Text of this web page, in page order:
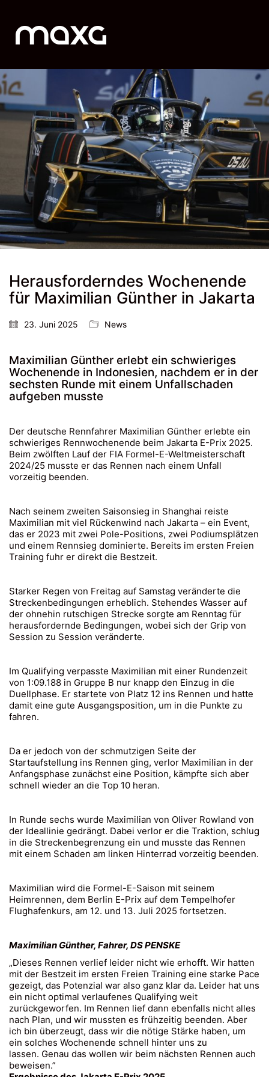
Herausforderndes Wochenende
für Maximilian Günther in Jakarta
23. Juni 2025 News
Maximilian Günther erlebt ein schwieriges
Wochenende in Indonesien, nachdem er in der
sechsten Runde mit einem Unfallschaden
aufgeben musste
Der deutsche Rennfahrer Maximilian Günther erlebte ein
schwieriges Rennwochenende beim Jakarta E-Prix 2025.
Beim zwölften Lauf der FIA Formel-E-Weltmeisterschaft
2024/25 musste er das Rennen nach einem Unfall
vorzeitig beenden.
Nach seinem zweiten Saisonsieg in Shanghai reiste
Maximilian mit viel Rückenwind nach Jakarta – ein Event,
das er 2023 mit zwei Pole-Positions, zwei Podiumsplätzen
und einem Rennsieg dominierte. Bereits im ersten Freien
Training fuhr er direkt die Bestzeit.
Starker Regen von Freitag auf Samstag veränderte die
Streckenbedingungen erheblich. Stehendes Wasser auf
der ohnehin rutschigen Strecke sorgte am Renntag für
herausfordernde Bedingungen, wobei sich der Grip von
Session zu Session veränderte.
Im Qualifying verpasste Maximilian mit einer Rundenzeit
von 1:09.188 in Gruppe B nur knapp den Einzug in die
Duellphase. Er startete von Platz 12 ins Rennen und hatte
damit eine gute Ausgangsposition, um in die Punkte zu
fahren.
Da er jedoch von der schmutzigen Seite der
Startaufstellung ins Rennen ging, verlor Maximilian in der
Anfangsphase zunächst eine Position, kämpfte sich aber
schnell wieder an die Top 10 heran.
In Runde sechs wurde Maximilian von Oliver Rowland von
der Ideallinie gedrängt. Dabei verlor er die Traktion, schlug
in die Streckenbegrenzung ein und musste das Rennen
mit einem Schaden am linken Hinterrad vorzeitig beenden.
Maximilian wird die Formel-E-Saison mit seinem
Heimrennen, dem Berlin E-Prix auf dem Tempelhofer
Flughafenkurs, am 12. und 13. Juli 2025 fortsetzen.
Maximilian Günther, Fahrer, DS PENSKE
„Dieses Rennen verlief leider nicht wie erhofft. Wir hatten
mit der Bestzeit im ersten Freien Training eine starke Pace
gezeigt, das Potenzial war also ganz klar da. Leider hat uns
ein nicht optimal verlaufenes Qualifying weit
zurückgeworfen. Im Rennen lief dann ebenfalls nicht alles
nach Plan, und wir mussten es frühzeitig beenden. Aber
ich bin überzeugt, dass wir die nötige Stärke haben, um
ein solches Wochenende schnell hinter uns zu
lassen. Genau das wollen wir beim nächsten Rennen auch
beweisen.”